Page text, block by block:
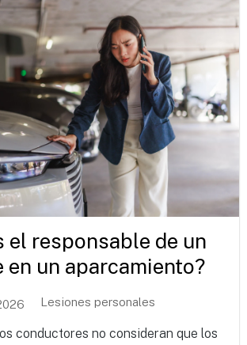
el responsable de un
en un aparcamiento?
Lesiones personales
conductores no consideran que los